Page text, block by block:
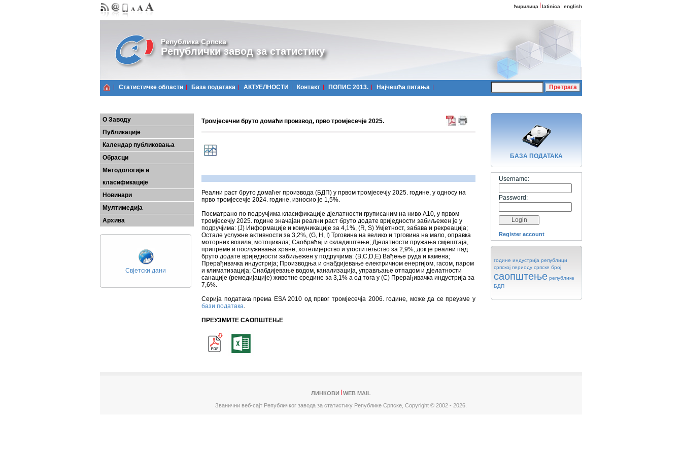
ћирилица latinica english
Република Српска
Републички завод за статистику
Статистичке области Базa података АКТУЕЛНОСТИ Контакт ПОПИС 2013. Најчешћa питања
О Заводу
Публикације
Календар публиковања
Обрасци
Методологије и
класификације
Новинари
Мултимедија
Архива
Свјетски дани
Тромјесечни бруто домаћи производ, прво тромјесечје 2025.
Реални раст бруто домаћег производа (БДП) у првом тромјесечју 2025. године, у односу на
прво тромјесечје 2024. године, износио је 1,5%.
Посматрано по подручјима класификације дјелатности груписаним на ниво А10, у првом
тромјесечју 2025. године значајан реални раст бруто додате вриједности забиљежен је у
подручјима: (Ј) Информације и комуникације за 4,1%, (R, S) Умјетност, забава и рекреација;
Остале услужне активности за 3,2%, (G, H, I) Трговина на велико и трговина на мало, оправка
моторних возила, мотоцикала; Саобраћај и складиштење; Дјелатности пружања смјештаја,
припреме и послуживања хране, хотелијерство и угоститељство за 2,9%, док је реални пад
бруто додате вриједности забиљежен у подручјима: (B,C,D,E) Вађење руда и камена;
Прерађивачка индустрија; Производња и снабдијевање електричном енергијом, гасом, паром
и климатизација; Снабдијевање водом, канализација, управљање отпадом и дјелатности
санације (ремедијације) животне средине за 3,1% а од тога у (C) Прерађивачка индустрија за
7,6%.
Серија података према ESA 2010 од првог тромјесечја 2006. године, може да се преузме у
бази података.
ПРЕУЗМИТЕ САОПШТЕЊЕ
БАЗA ПОДАТАКА
Username:
Password:
Register account
године индустрија републици
српској периоду српске број
саопштење републике
БДП
ЛИНКОВИ
WEB MAIL
Званични веб-сајт Републичког завода за статистику Републике Српске, Copyright © 2002 - 2026.